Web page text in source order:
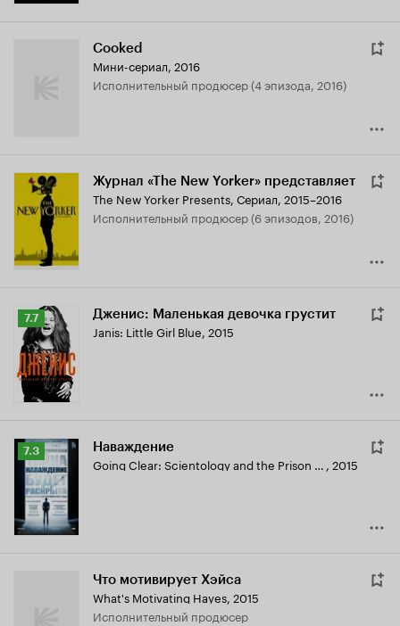
Cooked
Мини-сериал, 2016
исполнительный продюсер (4 эпизода, 2016)
Журнал «The New Yorker» представляет
The New Yorker Presents, Сериал, 2015–2016
исполнительный продюсер (6 эпизодов, 2016)
Рейтинг
Кинопоиска
7.7
7.7 Дженис: Маленькая девочка грустит
Janis: Little Girl Blue, 2015
Рейтинг
Кинопоиска
7.3
7.3 Наваждение
Going Clear: Scientology and the Prison of Belief , 2015
Что мотивирует Хэйса
What's Motivating Hayes, 2015
исполнительный продюсер